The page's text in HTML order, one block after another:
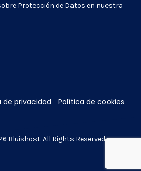
Protección de Datos en nuestra
Bluishost. All Rights Reserved.
de privacidad Política de cookies